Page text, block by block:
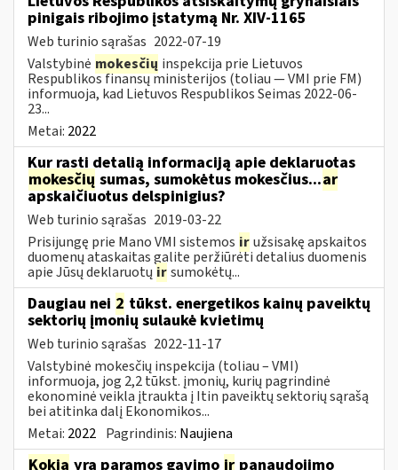
pinigais ribojimo įstatymą Nr. XIV-1165
Web turinio sąrašas 2022-07-19
Valstybinė mokesčių inspekcija prie Lietuvos
Respublikos finansų ministerijos (toliau — VMI prie FM)
informuoja, kad Lietuvos Respublikos Seimas 2022-06-
23...
Metai: 2022
Kur rasti detalią informaciją apie deklaruotas
mokesčių sumas, sumokėtus mokesčius...ar
apskaičiuotus delspinigius?
Web turinio sąrašas 2019-03-22
Prisijungę prie Mano VMI sistemos iružsisakę apskaitos
duomenų ataskaitas galite peržiūrėti detalius duomenis
apie Jūsų deklaruotų irsumokėtų...
Daugiau nei 2 tūkst. energetikos kainų paveiktų
sektorių įmonių sulaukė kvietimų
Web turinio sąrašas 2022-11-17
Valstybinė mokesčių inspekcija (toliau – VMI)
informuoja, jog 2,2 tūkst. įmonių, kurių pagrindinė
ekonominė veikla įtraukta į Itin paveiktų sektorių sąrašą
bei atitinka dalį Ekonomikos...
Metai: 2022 Pagrindinis: Naujiena
Kokia yra paramos gavimo ir panaudojimo